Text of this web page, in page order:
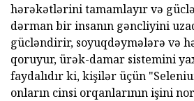
hərəkətlərini tamamlayır və
dərman bir insanın gəncliyini
gücləndirir, soyuqdəymələrə və
qoruyur, ürək-damar sistemini
faydalıdır ki, kişilər üçün
onların cinsi orqanlarının işini